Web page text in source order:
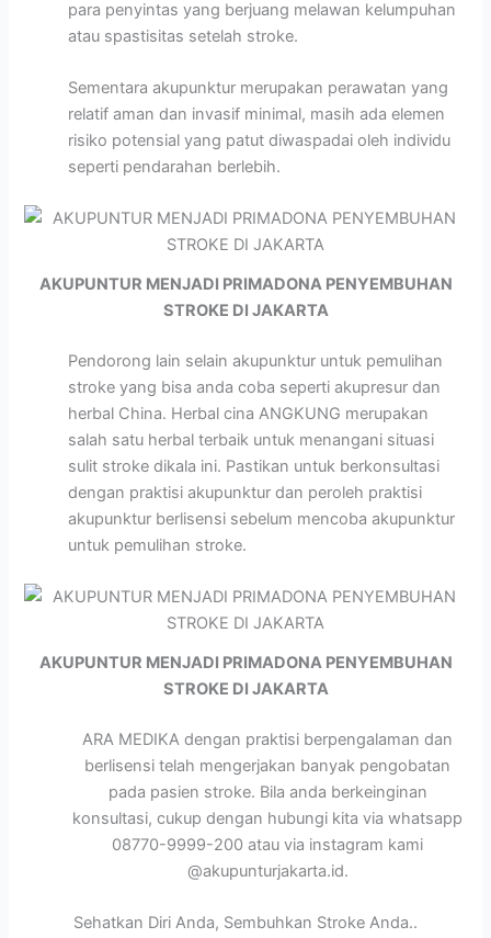
para penyintas yang berjuang melawan kelumpuhan
atau spastisitas setelah stroke.
Sementara akupunktur merupakan perawatan yang
relatif aman dan invasif minimal, masih ada elemen
risiko potensial yang patut diwaspadai oleh individu
seperti pendarahan berlebih.
AKUPUNTUR MENJADI PRIMADONA PENYEMBUHAN
STROKE DI JAKARTA
Pendorong lain selain akupunktur untuk pemulihan
stroke yang bisa anda coba seperti akupresur dan
herbal China. Herbal cina ANGKUNG merupakan
salah satu herbal terbaik untuk menangani situasi
sulit stroke dikala ini. Pastikan untuk berkonsultasi
dengan praktisi akupunktur dan peroleh praktisi
akupunktur berlisensi sebelum mencoba akupunktur
untuk pemulihan stroke.
AKUPUNTUR MENJADI PRIMADONA PENYEMBUHAN
STROKE DI JAKARTA
ARA MEDIKA dengan praktisi berpengalaman dan
berlisensi telah mengerjakan banyak pengobatan
pada pasien stroke. Bila anda berkeinginan
konsultasi, cukup dengan hubungi kita via whatsapp
08770-9999-200 atau via instagram kami
@akupunturjakarta.id.
Sehatkan Diri Anda, Sembuhkan Stroke Anda..